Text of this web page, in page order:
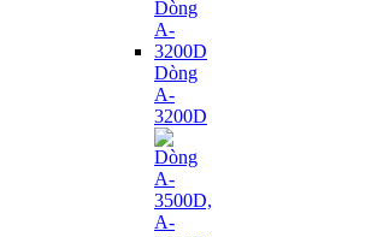
Dòng
A-
3200D